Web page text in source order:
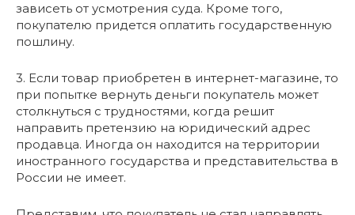
зависеть от усмотрения суда. Кроме того,
покупателю придется оплатить государственную
пошлину.
3. Если товар приобретен в интернет-магазине, то
при попытке вернуть деньги покупатель может
столкнуться с трудностями, когда решит
направить претензию на юридический адрес
продавца. Иногда он находится на территории
иностранного государства и представительства в
России не имеет.